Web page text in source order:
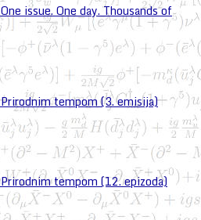
One issue. One day. Thousands of
Prirodnim tempom (3. emisija)
Prirodnim tempom (12. epizoda)